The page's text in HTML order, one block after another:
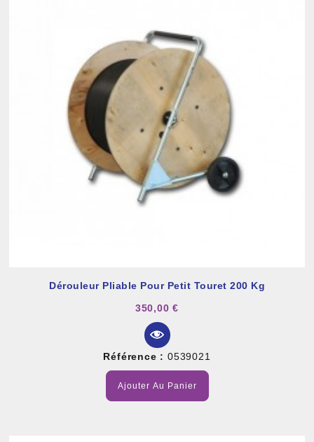
Dérouleur Pliable Pour Petit Touret 200 Kg
350,00 €
Référence : 0539021
Ajouter Au Panier